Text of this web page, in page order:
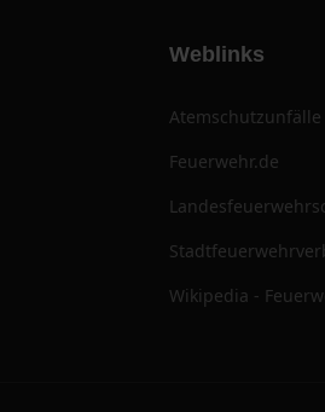
Weblinks
Atemschutzunfälle
Feuerwehr.de
Wikipedia -